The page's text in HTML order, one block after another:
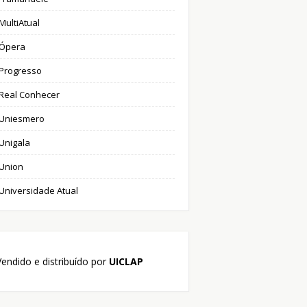
Conhecer
Atual
e distribuído por UICLAP